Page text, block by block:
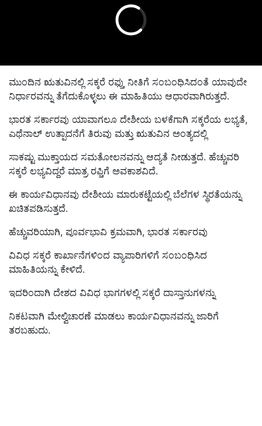
ಮುಂದಿನ ಋತುವಿನಲ್ಲಿ ಸಕ್ಕರೆ ರಫ್ತು ನೀತಿಗೆ ಸಂಬಂಧಿಸಿದಂತೆ ಯಾವುದೇ
ನಿರ್ಧಾರವನ್ನು ತೆಗೆದುಕೊಳ್ಳಲು ಈ ಮಾಹಿತಿಯು ಆಧಾರವಾಗಿರುತ್ತದೆ.
ಭಾರತ ಸರ್ಕಾರವು ಯಾವಾಗಲೂ ದೇಶೀಯ ಬಳಕೆಗಾಗಿ ಸಕ್ಕರೆಯ ಲಭ್ಯತೆ,
ಎಥೆನಾಲ್ ಉತ್ಪಾದನೆಗೆ ತಿರುವು ಮತ್ತು ಋತುವಿನ ಅಂತ್ಯದಲ್ಲಿ
ಸಾಕಷ್ಟು ಮುಕ್ತಾಯದ ಸಮತೋಲನವನ್ನು ಆದ್ಯತೆ ನೀಡುತ್ತದೆ. ಹೆಚ್ಚುವರಿ
ಸಕ್ಕರೆ ಲಭ್ಯವಿದ್ದರೆ ಮಾತ್ರ ರಫ್ತಿಗೆ ಅವಕಾಶವಿದೆ.
ಈ ಕಾರ್ಯವಿಧಾನವು ದೇಶೀಯ ಮಾರುಕಟ್ಟೆಯಲ್ಲಿ ಬೆಲೆಗಳ ಸ್ಥಿರತೆಯನ್ನು
ಖಚಿತಪಡಿಸುತ್ತದೆ.
ಹೆಚ್ಚುವರಿಯಾಗಿ, ಪೂರ್ವಭಾವಿ ಕ್ರಮವಾಗಿ, ಭಾರತ ಸರ್ಕಾರವು
ವಿವಿಧ ಸಕ್ಕರೆ ಕಾರ್ಖಾನೆಗಳಿಂದ ವ್ಯಾಪಾರಿಗಳಿಗೆ ಸಂಬಂಧಿಸಿದ
ಮಾಹಿತಿಯನ್ನು ಕೇಳಿದೆ.
ಇದರಿಂದಾಗಿ ದೇಶದ ವಿವಿಧ ಭಾಗಗಳಲ್ಲಿ ಸಕ್ಕರೆ ದಾಸ್ತಾನುಗಳನ್ನು
ನಿಕಟವಾಗಿ ಮೇಲ್ವಿಚಾರಣೆ ಮಾಡಲು ಕಾರ್ಯವಿಧಾನವನ್ನು ಜಾರಿಗೆ
ತರಬಹುದು.